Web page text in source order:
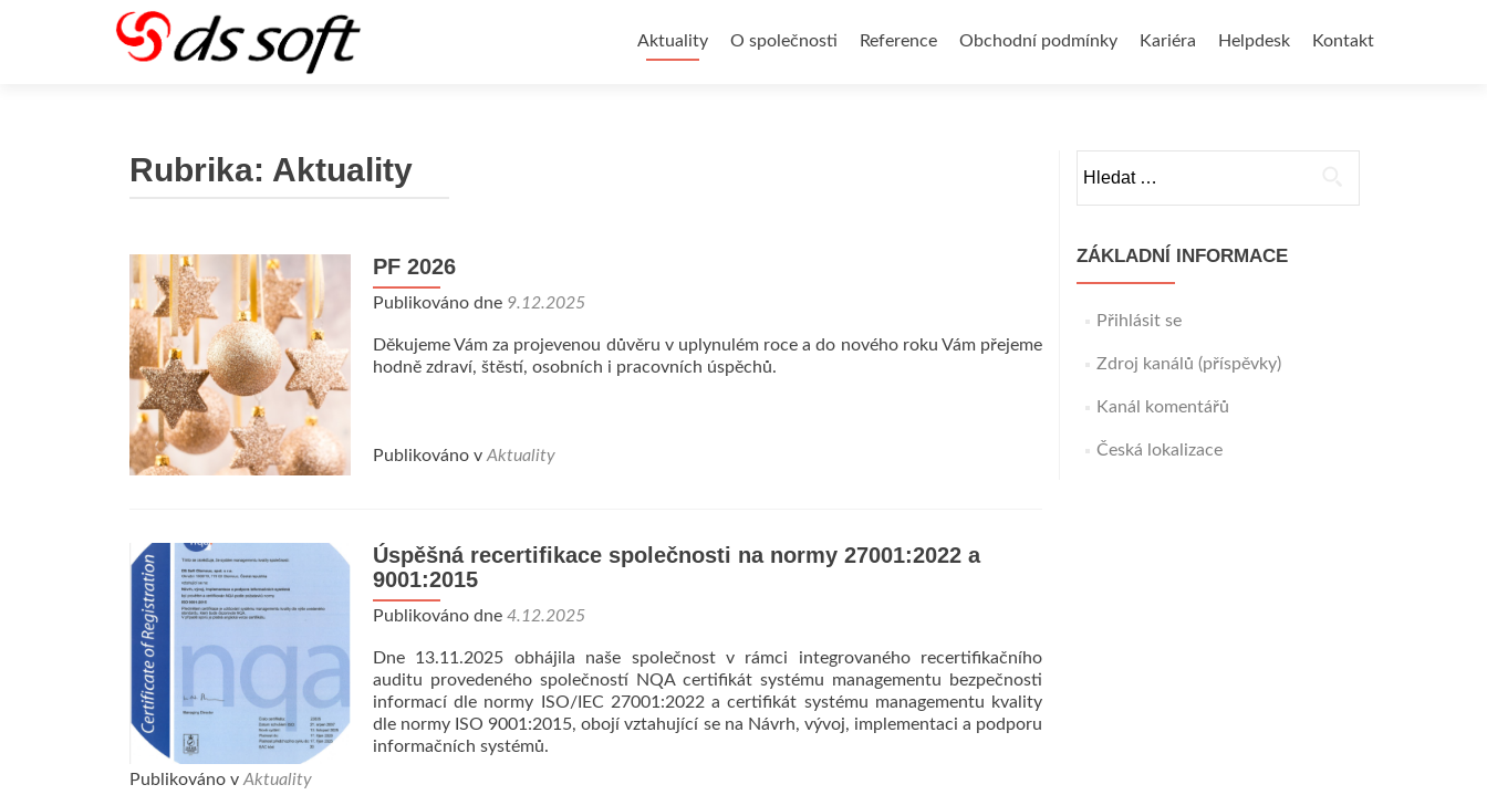
k
obsahu
Aktuality O společnosti Reference Obchodní podmínky Kariéra Helpdesk Kontakt
Rubrika: Aktuality
PF 2026
Publikováno dne 9.12.2025
Děkujeme Vám za projevenou důvěru v uplynulém roce a do nového roku Vám přejeme
hodně zdraví, štěstí, osobních i pracovních úspěchů.
Publikováno v Aktuality
Úspěšná recertifikace společnosti na normy 27001:2022 a
9001:2015
Publikováno dne 4.12.2025
Dne 13.11.2025 obhájila naše společnost v rámci integrovaného recertifikačního
auditu provedeného společností NQA certifikát systému managementu bezpečnosti
informací dle normy ISO/IEC 27001:2022 a certifikát systému managementu kvality
dle normy ISO 9001:2015, obojí vztahující se na Návrh, vývoj, implementaci a podporu
informačních systémů.
Publikováno v Aktuality
ZÁKLADNÍ INFORMACE
Přihlásit se
Zdroj kanálů (příspěvky)
Kanál komentářů
Česká lokalizace